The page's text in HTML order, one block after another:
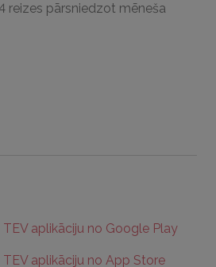
reizes pārsniedzot mēneša
aplikāciju no Google Play
aplikāciju no App Store